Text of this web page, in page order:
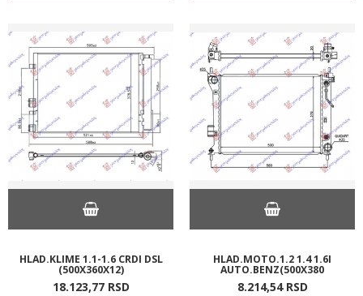
HLAD.KLIME 1.1-1.6 CRDI DSL
(500X360X12)
18.123,77 RSD
HLAD.MOTO.1.2 1.4 1.6I
AUTO.BENZ(500X380
8.214,54 RSD